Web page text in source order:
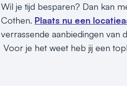
Wil je tijd besparen? Dan kan
Cothen. Plaats nu een
verrassende aanbiedingen van
Voor je het weet heb jij een